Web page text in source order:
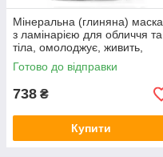
Мінеральна (глиняна) маска
з ламінарією для обличчя та
тіла, омолоджує, живить,
зволожує та очищує шкіру, 1
кг
Готово до відправки
738 ₴
Купити